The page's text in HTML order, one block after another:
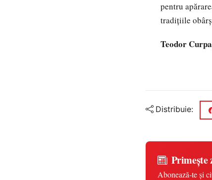
pentru
tradiţiile
Teodor
Distribuie:
Abonează-te și